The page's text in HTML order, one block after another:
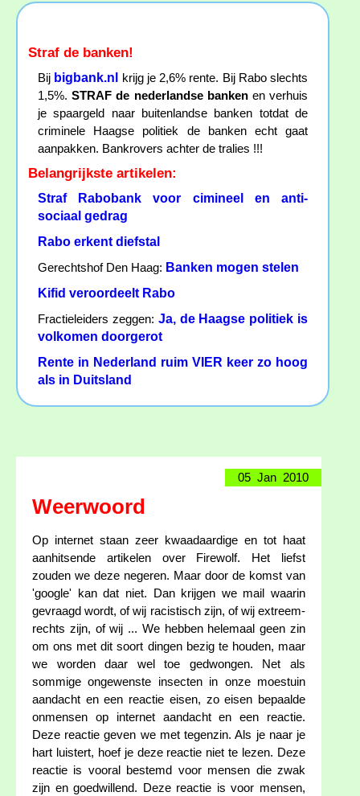
Straf de banken!
Bij bigbank.nl
krijg je 2,6% rente. Bij Rabo slechts
1,5%.STRAF de nederlandse bankenen verhuis
je spaargeld naar buitenlandse banken totdat de
criminele Haagse politiek de banken echt gaat
aanpakken. Bankrovers achter de tralies !!!
Belangrijkste artikelen:
Straf Rabobank voor cimineel en anti-
sociaal gedrag
Rabo erkent diefstal
Gerechtshof Den Haag: Banken mogen stelen
Kifid veroordeelt Rabo
Fractieleiders zeggen: Ja, de Haagse politiek is
volkomen doorgerot
Rente in Nederland ruim VIER keer zo hoog
als in Duitsland
05 Jan 2010
Weerwoord
Op internet staan zeer kwaadaardige en tot haat
aanhitsende artikelen over Firewolf. Het liefst
zouden we deze negeren. Maar door de komst van
'google' kan dat niet. Dan krijgen we mail waarin
gevraagd wordt, of wij racistisch zijn, of wij extreem-
rechts zijn, of wij ... We hebben helemaal geen zin
om ons met dit soort dingen bezig te houden, maar
we worden daar wel toe gedwongen. Net als
sommige ongewenste insecten in onze moestuin
aandacht en een reactie eisen, zo eisen bepaalde
onmensen op internet aandacht en een reactie.
Deze reactie geven we met tegenzin. Als je naar je
hart luistert, hoef je deze reactie niet te lezen. Deze
reactie is vooral bestemd voor mensen die zwak
zijn en goedwillend. Deze reactie is voor mensen,